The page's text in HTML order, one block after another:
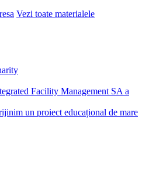
Vezi toate materialele
Facility Management SA a
un proiect educațional de mare